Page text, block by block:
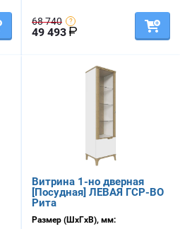
68 740
49 493
Витрина 1-но дверная
[Посудная] ЛЕВАЯ ГСР-ВО
Рита
Размер (ШхГхВ), мм: